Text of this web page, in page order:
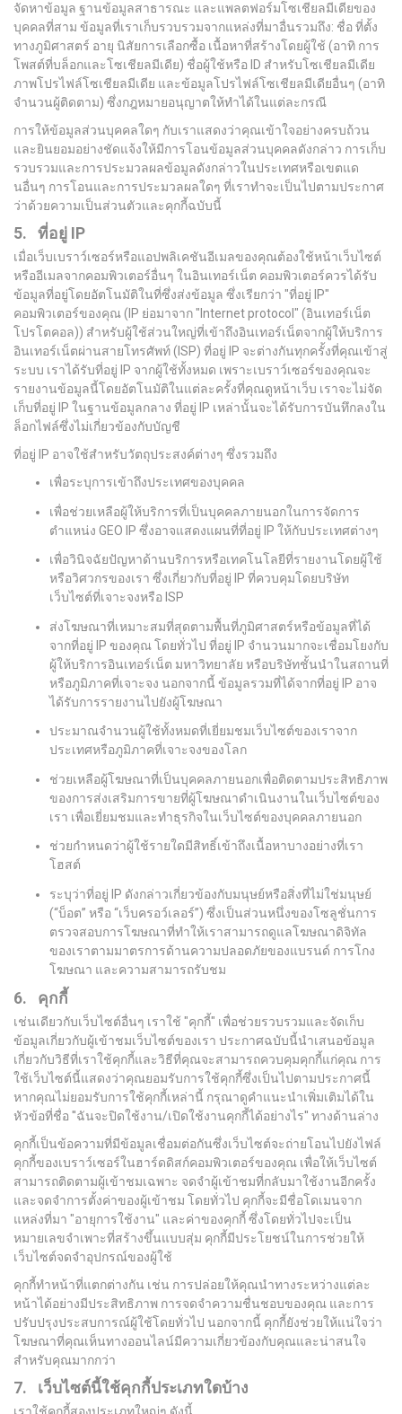
จัดหาข้อมูล ฐานข้อมูลสาธารณะ และแพลตฟอร์มโซเชียลมีเดียของ
บุคคลที่สาม ข้อมูลที่เราเก็บรวบรวมจากแหล่งที่มาอื่นรวมถึง: ชื่อ ที่ตั้ง
ทางภูมิศาสตร์ อายุ นิสัยการเลือกซื้อ เนื้อหาที่สร้างโดยผู้ใช้ (อาทิ การ
โพสต์ที่บล็อกและโซเชียลมีเดีย) ชื่อผู้ใช้หรือ ID สำหรับโซเชียลมีเดีย
ภาพโปรไฟล์โซเชียลมีเดีย และข้อมูลโปรไฟล์โซเชียลมีเดียอื่นๆ (อาทิ
จำนวนผู้ติดตาม) ซึ่งกฎหมายอนุญาตให้ทำได้ในแต่ละกรณี
การให้ข้อมูลส่วนบุคคลใดๆ กับเราแสดงว่าคุณเข้าใจอย่างครบถ้วน
และยินยอมอย่างชัดแจ้งให้มีการโอนข้อมูลส่วนบุคคลดังกล่าว การเก็บ
รวบรวมและการประมวลผลข้อมูลดังกล่าวในประเทศหรือเขตแด
นอื่นๆ การโอนและการประมวลผลใดๆ ที่เราทำจะเป็นไปตามประกาศ
ว่าด้วยความเป็นส่วนตัวและคุกกี้ฉบับนี้
5. ที่อยู่ IP
เมื่อเว็บเบราว์เซอร์หรือแอปพลิเคชันอีเมลของคุณต้องใช้หน้าเว็บไซต์
หรืออีเมลจากคอมพิวเตอร์อื่นๆ ในอินเทอร์เน็ต คอมพิวเตอร์ควรได้รับ
ข้อมูลที่อยู่โดยอัตโนมัติในที่ซึ่งส่งข้อมูล ซึ่งเรียกว่า "ที่อยู่ IP"
คอมพิวเตอร์ของคุณ (IP ย่อมาจาก "Internet protocol" (อินเทอร์เน็ต
โปรโตคอล)) สำหรับผู้ใช้ส่วนใหญ่ที่เข้าถึงอินเทอร์เน็ตจากผู้ให้บริการ
อินเทอร์เน็ตผ่านสายโทรศัพท์ (ISP) ที่อยู่ IP จะต่างกันทุกครั้งที่คุณเข้าสู่
ระบบ เราได้รับที่อยู่ IP จากผู้ใช้ทั้งหมด เพราะเบราว์เซอร์ของคุณจะ
รายงานข้อมูลนี้โดยอัตโนมัติในแต่ละครั้งที่คุณดูหน้าเว็บ เราจะไม่จัด
เก็บที่อยู่ IP ในฐานข้อมูลกลาง ที่อยู่ IP เหล่านั้นจะได้รับการบันทึกลงใน
ล็อกไฟล์ซึ่งไม่เกี่ยวข้องกับบัญชี
ที่อยู่ IP อาจใช้สำหรับวัตถุประสงค์ต่างๆ ซึ่งรวมถึง
เพื่อระบุการเข้าถึงประเทศของบุคคล
เพื่อช่วยเหลือผู้ให้บริการที่เป็นบุคคลภายนอกในการจัดการ
ตำแหน่ง GEO IP ซึ่งอาจแสดงแผนที่ที่อยู่ IP ให้กับประเทศต่างๆ
เพื่อวินิจฉัยปัญหาด้านบริการหรือเทคโนโลยีที่รายงานโดยผู้ใช้
หรือวิศวกรของเรา ซึ่งเกี่ยวกับที่อยู่ IP ที่ควบคุมโดยบริษัท
เว็บไซต์ที่เจาะจงหรือ ISP
ส่งโฆษณาที่เหมาะสมที่สุดตามพื้นที่ภูมิศาสตร์หรือข้อมูลที่ได้
จากที่อยู่ IP ของคุณ โดยทั่วไป ที่อยู่ IP จำนวนมากจะเชื่อมโยงกับ
ผู้ให้บริการอินเทอร์เน็ต มหาวิทยาลัย หรือบริษัทชั้นนำในสถานที่
หรือภูมิภาคที่เจาะจง นอกจากนี้ ข้อมูลรวมที่ได้จากที่อยู่ IP อาจ
ได้รับการรายงานไปยังผู้โฆษณา
ประมาณจำนวนผู้ใช้ทั้งหมดที่เยี่ยมชมเว็บไซต์ของเราจาก
ประเทศหรือภูมิภาคที่เจาะจงของโลก
ช่วยเหลือผู้โฆษณาที่เป็นบุคคลภายนอกเพื่อติดตามประสิทธิภาพ
ของการส่งเสริมการขายที่ผู้โฆษณาดำเนินงานในเว็บไซต์ของ
เรา เพื่อเยี่ยมชมและทำธุรกิจในเว็บไซต์ของบุคคลภายนอก
ช่วยกำหนดว่าผู้ใช้รายใดมีสิทธิ์เข้าถึงเนื้อหาบางอย่างที่เรา
โฮสต์
ระบุว่าที่อยู่ IP ดังกล่าวเกี่ยวข้องกับมนุษย์หรือสิ่งที่ไม่ใช่มนุษย์
(“บ็อต” หรือ “เว็บครอว์เลอร์”) ซึ่งเป็นส่วนหนึ่งของโซลูชั่นการ
ตรวจสอบการโฆษณาที่ทำให้เราสามารถดูแลโฆษณาดิจิทัล
ของเราตามมาตรการด้านความปลอดภัยของแบรนด์ การโกง
โฆษณา และความสามารถรับชม
6. คุกกี้
เช่นเดียวกับเว็บไซต์อื่นๆ เราใช้ "คุกกี้" เพื่อช่วยรวบรวมและจัดเก็บ
ข้อมูลเกี่ยวกับผู้เข้าชมเว็บไซต์ของเรา ประกาศฉบับนี้นำเสนอข้อมูล
เกี่ยวกับวิธีที่เราใช้คุกกี้และวิธีที่คุณจะสามารถควบคุมคุกกี้แก่คุณ การ
ใช้เว็บไซต์นี้แสดงว่าคุณยอมรับการใช้คุกกี้ซึ่งเป็นไปตามประกาศนี้
หากคุณไม่ยอมรับการใช้คุกกี้เหล่านี้ กรุณาดูคำแนะนำเพิ่มเติมได้ใน
หัวข้อที่ชื่อ ''ฉันจะปิดใช้งาน/เปิดใช้งานคุกกี้ได้อย่างไร'' ทางด้านล่าง
คุกกี้เป็นข้อความที่มีข้อมูลเชื่อมต่อกันซึ่งเว็บไซต์จะถ่ายโอนไปยังไฟล์
คุกกี้ของเบราว์เซอร์ในฮาร์ดดิสก์คอมพิวเตอร์ของคุณ เพื่อให้เว็บไซต์
สามารถติดตามผู้เข้าชมเฉพาะ จดจำผู้เข้าชมที่กลับมาใช้งานอีกครั้ง
และจดจำการตั้งค่าของผู้เข้าชม โดยทั่วไป คุกกี้จะมีชื่อโดเมนจาก
แหล่งที่มา "อายุการใช้งาน" และค่าของคุกกี้ ซึ่งโดยทั่วไปจะเป็น
หมายเลขจำเพาะที่สร้างขึ้นแบบสุ่ม คุกกี้มีประโยชน์ในการช่วยให้
เว็บไซต์จดจำอุปกรณ์ของผู้ใช้
คุกกี้ทำหน้าที่แตกต่างกัน เช่น การปล่อยให้คุณนำทางระหว่างแต่ละ
หน้าได้อย่างมีประสิทธิภาพ การจดจำความชื่นชอบของคุณ และการ
ปรับปรุงประสบการณ์ผู้ใช้โดยทั่วไป นอกจากนี้ คุกกี้ยังช่วยให้แน่ใจว่า
โฆษณาที่คุณเห็นทางออนไลน์มีความเกี่ยวข้องกับคุณและน่าสนใจ
สำหรับคุณมากกว่า
7. เว็บไซต์นี้ใช้คุกกี้ประเภทใดบ้าง